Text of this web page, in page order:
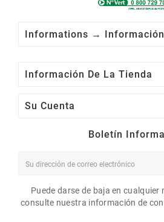
Informations → Información
Información De La Tienda
Su Cuenta
Boletín
Puede darse de baja en cualquier
consulte nuestra información de